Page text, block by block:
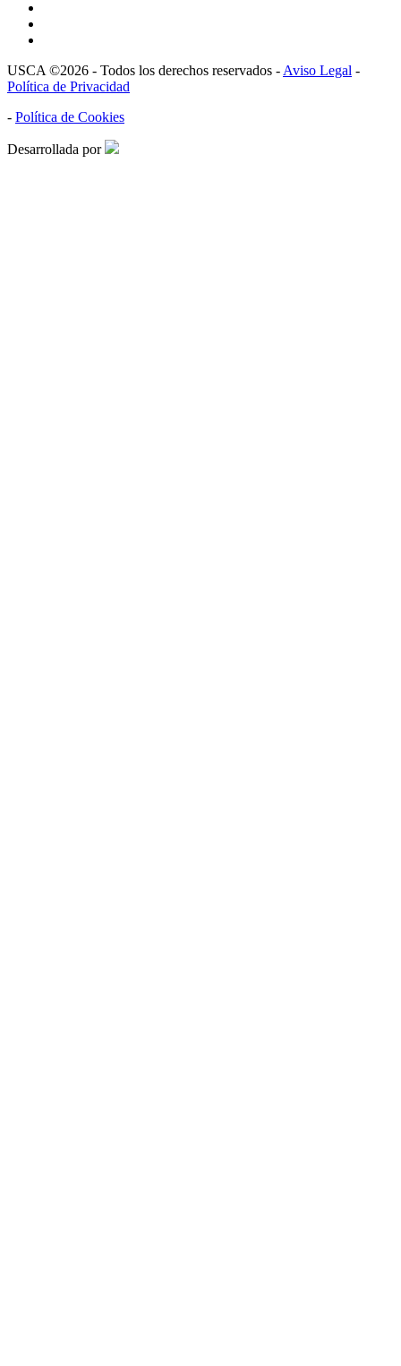
USCA ©2026 - Todos los derechos reservados - Aviso Legal -
Política de Privacidad
- Política de Cookies
Desarrollada por